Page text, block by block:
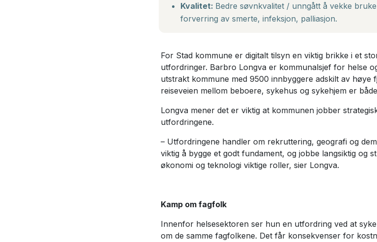
Kvalitet: Bedre søvnkvalitet / unngått å vekke
forverring av smerte, infeksjon, palliasjon.
For Stad kommune er digitalt tilsyn en viktig brikke i et
utfordringer. Barbro Longva er kommunalsjef for helse
utstrakt kommune med 9500 innbyggere adskilt av høye
reiseveien mellom beboere, sykehus og sykehjem er
Longva mener det er viktig at kommunen jobber
utfordringene.
– Utfordringene handler om rekruttering, geografi og
viktig å bygge et godt fundament, og jobbe langsiktig og
økonomi og teknologi viktige roller, sier Longva.
Kamp om fagfolk
Innenfor helsesektoren ser hun en utfordring ved at
om de samme fagfolkene. Det får konsekvenser for